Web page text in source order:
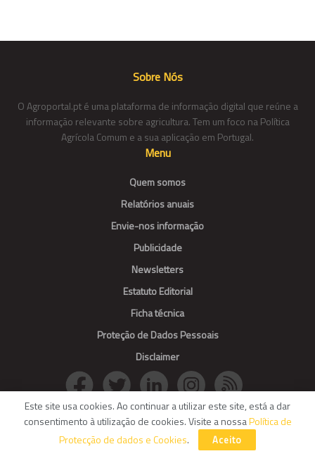
Sobre Nós
O Agroportal.pt é uma plataforma de informação digital que reúne a
informação relevante sobre agricultura. Tem um foco na Política
Agrícola Comum e a sua aplicação em Portugal.
Menu
Quem somos
Relatórios anuais
Envie-nos informação
Publicidade
Newsletters
Estatuto Editorial
Ficha técnica
Proteção de Dados Pessoais
Disclaimer
© Agroportal. All Rights reserved.
Este site usa cookies. Ao continuar a utilizar este site, está a dar
consentimento à utilização de cookies. Visite a nossaPolítica de
Protecção de dados e Cookies. Aceito